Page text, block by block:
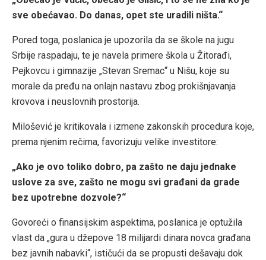
sve obećavao. Do danas, opet ste uradili ništa.“
Pored toga, poslanica je upozorila da se škole na jugu
Srbije raspadaju, te je navela primere škola u Žitorađi,
Pejkovcu i gimnazije „Stevan Sremac“ u Nišu, koje su
morale da pređu na onlajn nastavu zbog prokišnjavanja
krovova i neuslovnih prostorija.
Milošević je kritikovala i izmene zakonskih procedura koje,
prema njenim rečima, favorizuju velike investitore:
„Ako je ovo toliko dobro, pa zašto ne daju jednake
uslove za sve, zašto ne mogu svi građani da grade
bez upotrebne dozvole?“
Govoreći o finansijskim aspektima, poslanica je optužila
vlast da „gura u džepove 18 milijardi dinara novca građana
bez javnih nabavki“, ističući da se propusti dešavaju dok